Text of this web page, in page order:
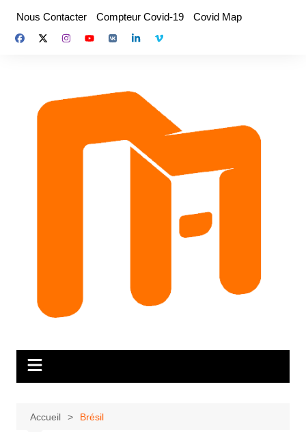
contenu
Nous Contacter Compteur Covid-19 Covid Map
Accueil Brésil